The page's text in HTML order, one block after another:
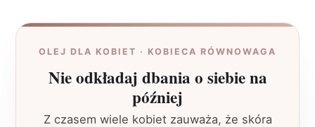
OLEJ DLA KOBIET · KOBIECA RÓWNOWAGA
Nie odkładaj dbania o siebie na
później
Z czasem wiele kobiet zauważa, że skóra